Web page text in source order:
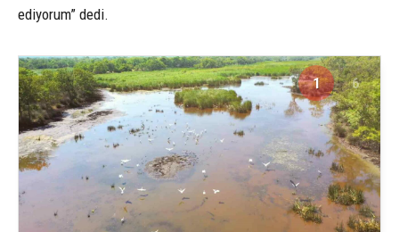
ediyorum” dedi.
1 6